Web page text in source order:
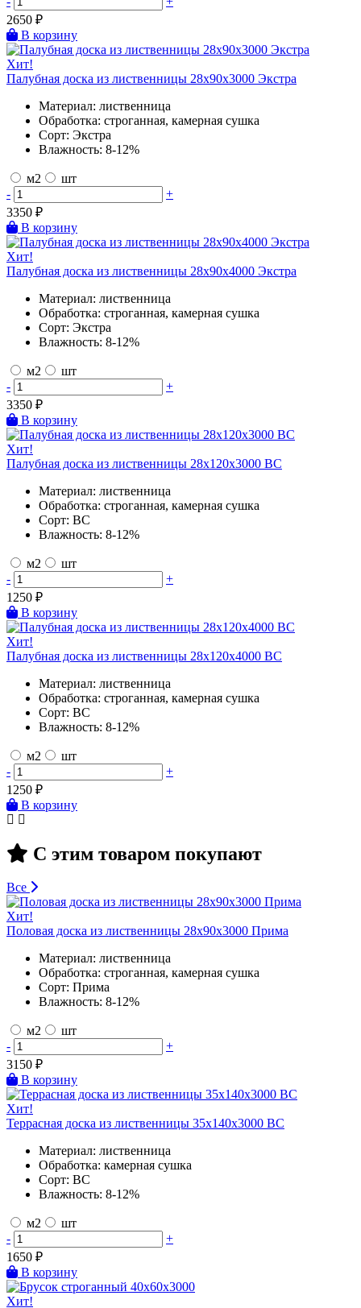
2650 ₽
В корзину
Хит!
Палубная доска из лиственницы 28х90х3000 Экстра
Материал: лиственница
Обработка: строганная, камерная сушка
Сорт: Экстра
Влажность: 8-12%
м2
шт
-
+
3350 ₽
В корзину
Хит!
Палубная доска из лиственницы 28х90х4000 Экстра
Материал: лиственница
Обработка: строганная, камерная сушка
Сорт: Экстра
Влажность: 8-12%
м2
шт
-
+
3350 ₽
В корзину
Хит!
Палубная доска из лиственницы 28х120х3000 BC
Материал: лиственница
Обработка: строганная, камерная сушка
Сорт: BC
Влажность: 8-12%
м2
шт
-
+
1250 ₽
В корзину
Хит!
Палубная доска из лиственницы 28х120х4000 BC
Материал: лиственница
Обработка: строганная, камерная сушка
Сорт: BC
Влажность: 8-12%
м2
шт
-
+
1250 ₽
В корзину
С этим товаром покупают
Все
Хит!
Половая доска из лиственницы 28х90х3000 Прима
Материал: лиственница
Обработка: строганная, камерная сушка
Сорт: Прима
Влажность: 8-12%
м2
шт
-
+
3150 ₽
В корзину
Хит!
Террасная доска из лиственницы 35х140х3000 BC
Материал: лиственница
Обработка: камерная сушка
Сорт: BC
Влажность: 8-12%
м2
шт
-
+
1650 ₽
В корзину
Хит!